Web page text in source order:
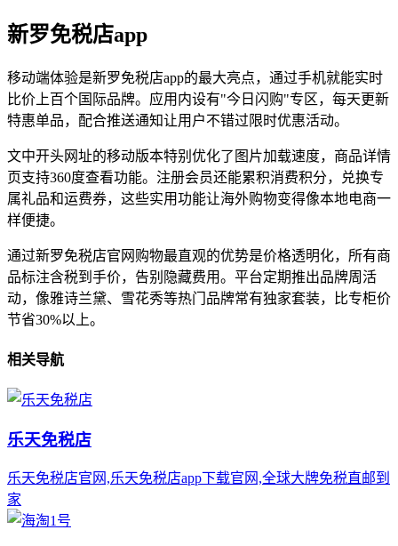
新罗免税店app
移动端体验是新罗免税店app的最大亮点，通过手机就能实时
比价上百个国际品牌。应用内设有"今日闪购"专区，每天更新
特惠单品，配合推送通知让用户不错过限时优惠活动。
文中开头网址的移动版本特别优化了图片加载速度，商品详情
页支持360度查看功能。注册会员还能累积消费积分，兑换专
属礼品和运费券，这些实用功能让海外购物变得像本地电商一
样便捷。
通过新罗免税店官网购物最直观的优势是价格透明化，所有商
品标注含税到手价，告别隐藏费用。平台定期推出品牌周活
动，像雅诗兰黛、雪花秀等热门品牌常有独家套装，比专柜价
节省30%以上。
相关导航
乐天免税店
乐天免税店官网,乐天免税店app下载官网,全球大牌免税直邮到
家